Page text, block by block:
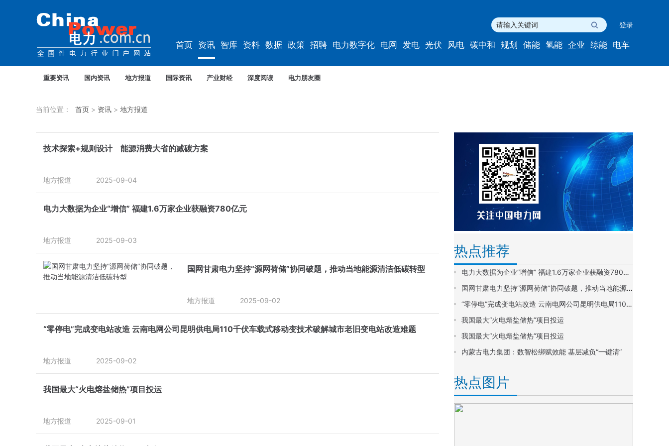
登录
首页 资讯 智库 资料 数据 政策 招聘 电力数字化 电网 发电 光伏 风电 碳中和 规划 储能 氢能 企业 综能 电车
重要资讯 国内资讯 地方报道 国际资讯 产业财经 深度阅读 电力朋友圈
当前位置： 首页 > 资讯 > 地方报道
技术探索+规则设计 能源消费大省的减碳方案
地方报道 2025-09-04
电力大数据为企业“增信” 福建1.6万家企业获融资780亿元
地方报道 2025-09-03
国网甘肃电力坚持“源网荷储”协同破题，推动当地能源清洁低碳转型
地方报道 2025-09-02
“零停电”完成变电站改造 云南电网公司昆明供电局110千伏车载式移动变技术破解城市老旧变电站改造难题
地方报道 2025-09-02
我国最大“火电熔盐储热”项目投运
地方报道 2025-09-01
热点推荐
电力大数据为企业“增信” 福建1.6万家企业获融资780亿元
国网甘肃电力坚持“源网荷储”协同破题，推动当地能源清洁低碳转型
“零停电”完成变电站改造 云南电网公司昆明供电局110千伏车载式移动变技术破解城市老旧变电站改造难题
我国最大“火电熔盐储热”项目投运
我国最大“火电熔盐储热”项目投运
内蒙古电力集团：数智松绑赋效能 基层减负“一键清”​
热点图片